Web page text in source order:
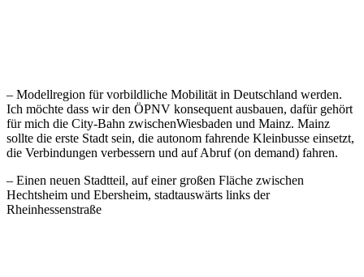
– Modellregion für vorbildliche Mobilität in Deutschland werden.
Ich möchte dass wir den ÖPNV konsequent ausbauen, dafür gehört
für mich die City-Bahn zwischenWiesbaden und Mainz. Mainz
sollte die erste Stadt sein, die autonom fahrende Kleinbusse einsetzt,
die Verbindungen verbessern und auf Abruf (on demand) fahren.
– Einen neuen Stadtteil, auf einer großen Fläche zwischen
Hechtsheim und Ebersheim, stadtauswärts links der
Rheinhessenstraße